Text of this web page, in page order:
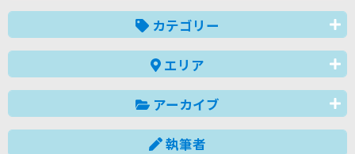
カテゴリー
エリア
アーカイブ
執筆者